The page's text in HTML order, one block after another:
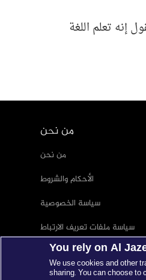
إنه تعلم اللغة
من نحن
من نحن
الأحكام والشروط
سياسة الخصوصية
سياسة ملفات تعريف الارتباط
You rely on Al
We use cookies and other
sharing. You can choose